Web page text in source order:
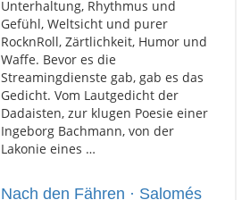
Unterhaltung, Rhythmus und
Gefühl, Weltsicht und purer
RocknRoll, Zärtlichkeit, Humor und
Waffe. Bevor es die
Streamingdienste gab, gab es das
Gedicht. Vom Lautgedicht der
Dadaisten, zur klugen Poesie einer
Ingeborg Bachmann, von der
Lakonie eines …
Nach den Fähren · Salomés